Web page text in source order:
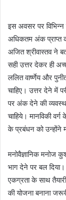
इस अवसर पर विभिन्न
अधिकतम अंक प्राप्त
अजित श्रीवास्तव ने
सही उत्तर देकर ही
ललित वार्ष्णेय और
चाहिए। उत्तर देने में
पर अंक देने की
चाहिये। मानविकी
के प्रबंधन को उन्होंने
मनोवैज्ञानिक मनोज
भाग देने पर बल दिया।
एकग्रता के साथ
की योजना बनाना